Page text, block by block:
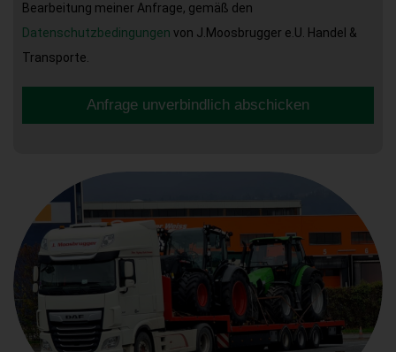
Bearbeitung meiner Anfrage, gemäß den
Datenschutzbedingungen von J.Moosbrugger e.U. Handel &
Transporte.
Anfrage unverbindlich abschicken